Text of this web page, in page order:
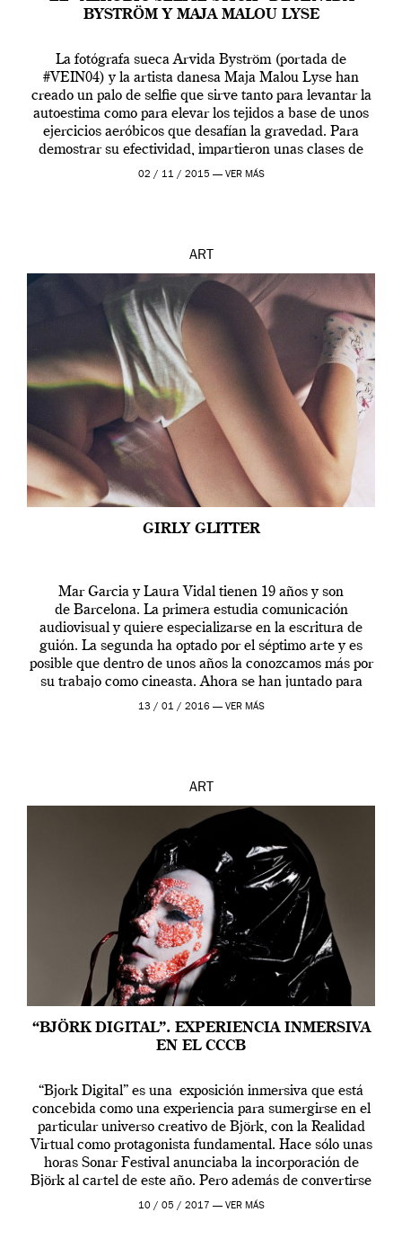
BYSTRÖM Y MAJA MALOU LYSE
La fotógrafa sueca Arvida Byström (portada de
#VEIN04) y la artista danesa Maja Malou Lyse han
creado un palo de selfie que sirve tanto para levantar la
autoestima como para elevar los tejidos a base de unos
ejercicios aeróbicos que desafían la gravedad. Para
demostrar su efectividad, impartieron unas clases de
prueba en el Tate […]
02 / 11 / 2015 — VER MÁS
ART
GIRLY GLITTER
Mar Garcia y Laura Vidal tienen 19 años y son
de Barcelona. La primera estudia comunicación
audiovisual y quiere especializarse en la escritura de
guión. La segunda ha optado por el séptimo arte y es
posible que dentro de unos años la conozcamos más por
su trabajo como cineasta. Ahora se han juntado para
contarnos una […]
13 / 01 / 2016 — VER MÁS
ART
“BJÖRK DIGITAL”. EXPERIENCIA INMERSIVA
EN EL CCCB
“Bjork Digital” es una exposición inmersiva que está
concebida como una experiencia para sumergirse en el
particular universo creativo de Björk, con la Realidad
Virtual como protagonista fundamental. Hace sólo unas
horas Sonar Festival anunciaba la incorporación de
Björk al cartel de este año. Pero además de convertirse
en una de las actuaciones más relevantes […]
10 / 05 / 2017 — VER MÁS